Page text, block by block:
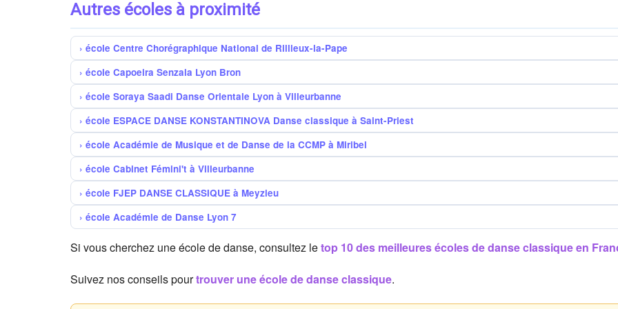
Autres écoles à proximité
école Centre Chorégraphique National de Rillieux-la-Pape
école Capoeira Senzala Lyon Bron
école Soraya Saadi Danse Orientale Lyon à Villeurbanne
école ESPACE DANSE KONSTANTINOVA Danse classique à Saint-Priest
école Académie de Musique et de Danse de la CCMP à Miribel
école Cabinet Fémini't à Villeurbanne
école FJEP DANSE CLASSIQUE à Meyzieu
école Académie de Danse Lyon 7
Si vous cherchez une école de danse, consultez letop 10 des meilleures écoles de danse classique en
Suivez nos conseils pourtrouver une école de danse classique.